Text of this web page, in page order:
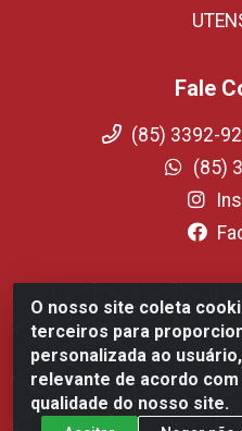
O nosso site coleta
terceiros para
personalizada ao
relevante de acordo
qualidade do nosso site.
Fale
(85) 3392-
(85)
Fortali Distribuidora de
Tomaz Coelho, 1268 -
60.863-254- CNPJ